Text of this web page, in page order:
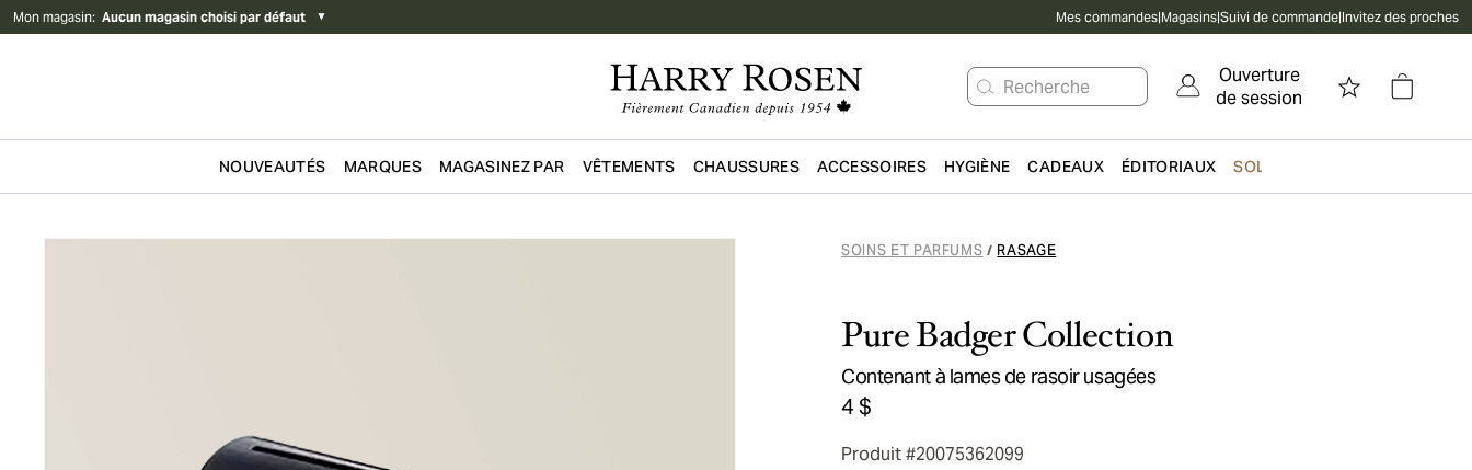
Mon magasin: Aucun magasin choisi par défaut ▼ Mes commandes|Magasins|Suivi de commande|Invitez des proches
Recherche
Ouverture
de session
Passer au contenu principal
NOUVEAUTÉS MARQUES MAGASINEZ PAR VÊTEMENTS CHAUSSURES ACCESSOIRES HYGIÈNE CADEAUX ÉDITORIAUX SOLDES
SOINS ET PARFUMS / RASAGE
Pure Badger Collection
Contenant à lames de rasoir usagées
4 $
Produit #20075362099